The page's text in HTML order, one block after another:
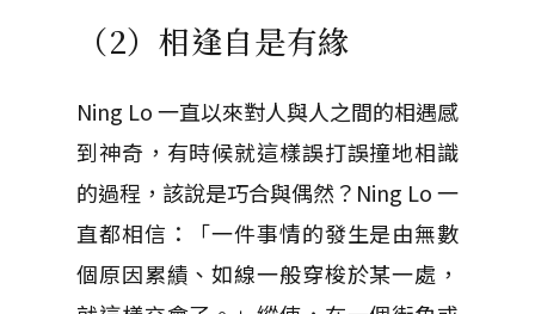
（2）相逢自是有緣
Ning Lo 一直以來對人與人之間的相遇感
到神奇，有時候就這樣誤打誤撞地相識
的過程，該說是巧合與偶然？Ning Lo 一
直都相信：「一件事情的發生是由無數
個原因累績、如線一般穿梭於某一處，